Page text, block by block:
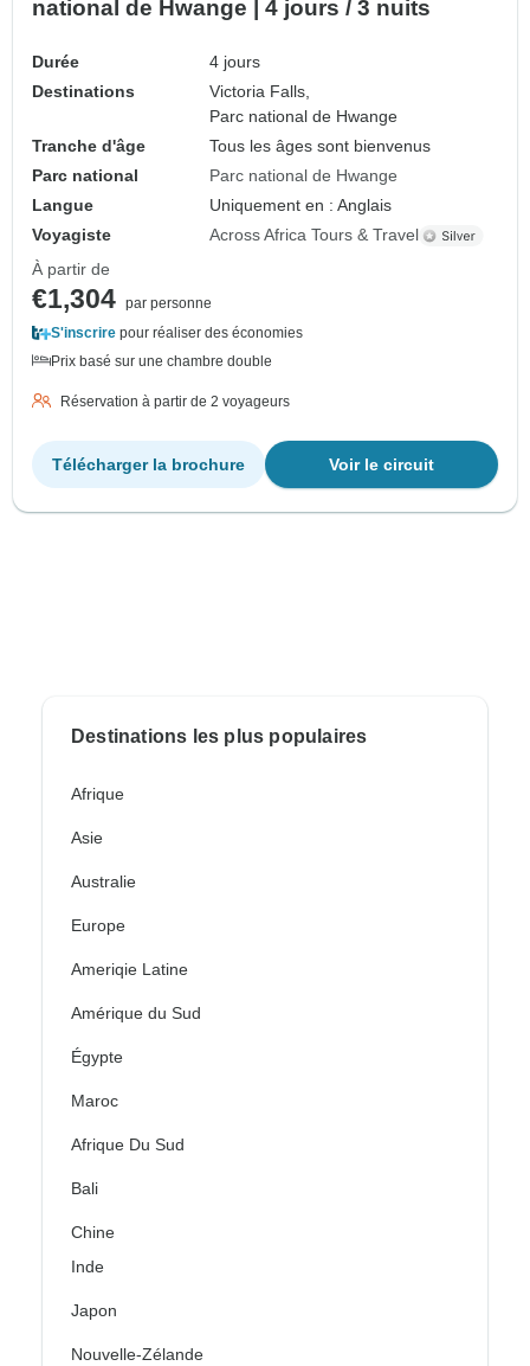
national de Hwange | 4 jours / 3 nuits
Durée
4 jours
Destinations
Victoria Falls,
Parc national de Hwange
Tranche d'âge
Tous les âges sont bienvenus
Parc national
Parc national de Hwange
Langue
Uniquement en : Anglais
Voyagiste
Across Africa Tours & Travel
À partir de
€1,304 par personne
S'inscrire pour réaliser des économies
Prix basé sur une chambre double
Réservation à partir de 2 voyageurs
Voir le circuit
Télécharger la brochure
Destinations les plus populaires
Afrique
Asie
Australie
Europe
Ameriqie Latine
Amérique du Sud
Égypte
Maroc
Afrique Du Sud
Bali
Chine
Inde
Japon
Nouvelle-Zélande